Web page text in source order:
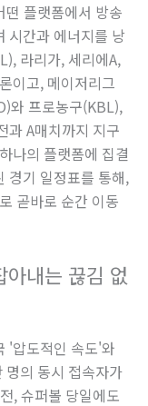
플랫폼에서 방송
시간과 에너지를 낭
라리가, 세리에A,
이고, 메이저리그
와 프로농구(KBL),
과 A매치까지 지구
나의 플랫폼에 집결
경기 일정표를 통해,
곧바로 순간 이동
내는 끊김 없
'압도적인 속도'와
의 동시 접속자가
, 슈퍼볼 당일에도